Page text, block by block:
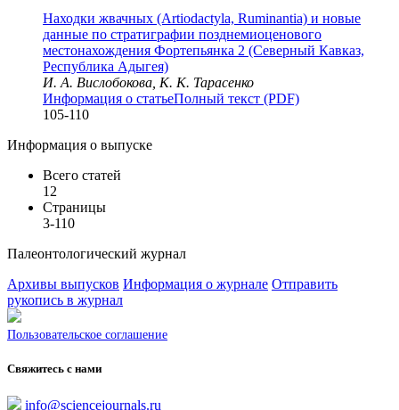
Находки жвачных (Artiodactyla, Ruminantia) и новые
данные по стратиграфии позднемиоценового
местонахождения Фортепьянка 2 (Северный Кавказ,
Республика Адыгея)
И. А. Вислобокова, К. К. Тарасенко
Информация о статьеПолный текст (PDF)
105-110
Информация о выпуске
Всего статей
12
Страницы
3-110
Палеонтологический журнал
Архивы выпусков Информация о журнале Отправить
рукопись в журнал
Пользовательское соглашение
Свяжитесь с нами
info@sciencejournals.ru